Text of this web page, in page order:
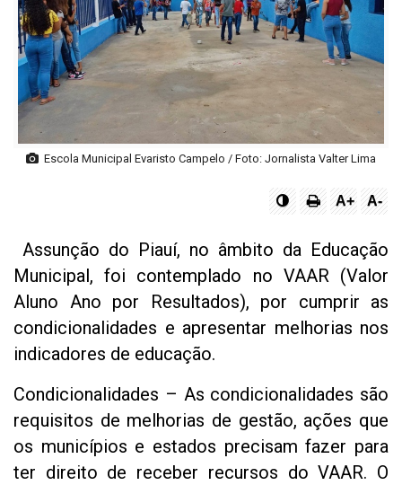
Escola Municipal Evaristo Campelo / Foto: Jornalista Valter Lima
A+ A-
Assunção do Piauí, no âmbito da Educação
Municipal, foi contemplado no VAAR (Valor
Aluno Ano por Resultados), por cumprir as
condicionalidades e apresentar melhorias nos
indicadores de educação.
Condicionalidades – As condicionalidades são
requisitos de melhorias de gestão, ações que
os municípios e estados precisam fazer para
ter direito de receber recursos do VAAR. O